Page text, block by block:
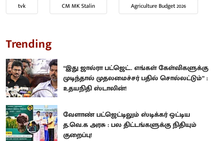
tvk CM MK Stalin Agriculture Budget 2026
Trending
“இது ஜால்ரா பட்ஜெட்.. எங்கள் கேள்விகளுக்கு
முடிந்தால் முதலமைச்சர் பதில் சொல்லட்டும்” :
உதயநிதி ஸ்டாலின்!
வேளாண் பட்ஜெட்டிலும் ஸ்டிக்கர் ஒட்டிய
த.வெ.க அரசு : பல திட்டங்களுக்கு நிதியும்
குறைப்பு!